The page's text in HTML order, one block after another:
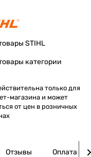
STIHL
категории
только для
магазина и может
от цен в розничных
Отзывы Оплата